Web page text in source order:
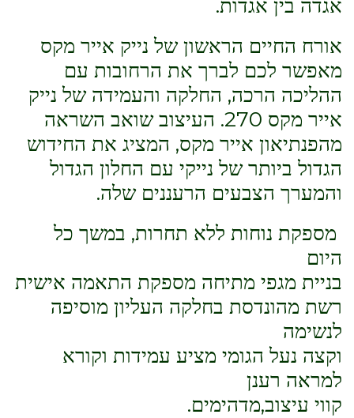
אגדה בין אגדות.
אורח החיים הראשון של נייק אייר מקס
מאפשר לכם לברך את הרחובות עם
ההליכה הרכה, החלקה והעמידה של נייק
אייר מקס 270. העיצוב שואב השראה
מהפנתיאון אייר מקס, המציג את החידוש
הגדול ביותר של נייקי עם החלון הגדול
והמערך הצבעים הרעננים שלה.
מספקת נוחות ללא תחרות, במשך כל
היום
בניית מגפי מתיחה מספקת התאמה אישית
רשת מהונדסת בחלקה העליון מוסיפה
לנשימה
וקצה נעל הגומי מציע עמידות וקורא
למראה רענן
קווי עיצוב,מדהימים.